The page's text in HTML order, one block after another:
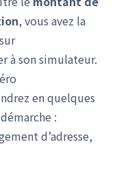
, vous avez la
à son simulateur.
en quelques
:
d’adresse,